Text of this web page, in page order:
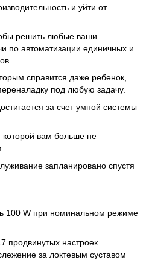
и уйти от
решить любые ваши
по автоматизации единичных и
справится даже ребенок,
под любую задачу.
за счет умной системы
которой вам больше не
запланировано спустя
100 W при номинальном режиме
продвинутых настроек
за локтевым суставом